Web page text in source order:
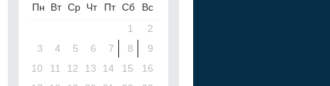
Пн Вт Ср Чт Пт Сб
Вс
1
2
3
4 5 6 7 8
9
10
11 12 13 14 15
16